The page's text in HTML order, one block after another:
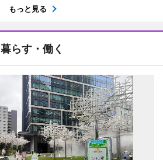
もっと見る
暮らす・働く